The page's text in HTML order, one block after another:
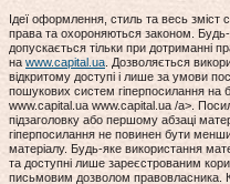
Ідеї оформлення, стиль та весь зміст
права та охороняються законом. Будь-
допускається тільки при дотриманні
на www.capital.ua. Дозволяється
відкритому доступі і лише за умови
пошукових систем гіперпосилання на
www.capital.ua www.capital.ua /a>.
підзаголовку або першому абзаці
гіперпосилання не повинен бути
матеріалу. Будь-яке використання
та доступні лише зареєстрованим
письмовим дозволом правовласника.